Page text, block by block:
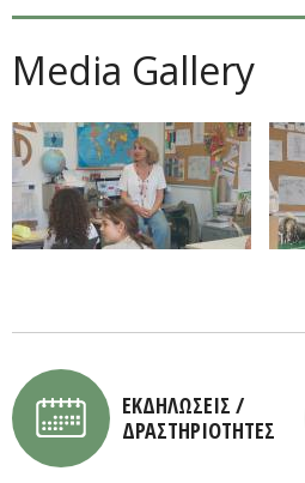
Media Gallery
ΕΚΔΗΛΩΣΕΙΣ /
ΔΡΑΣΤΗΡΙΟΤΗΤΕΣ